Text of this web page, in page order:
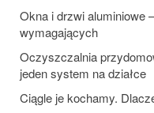
Okna i drzwi aluminiowe
wymagających
Oczyszczalnia
jeden system na działce
Ciągle je kochamy.